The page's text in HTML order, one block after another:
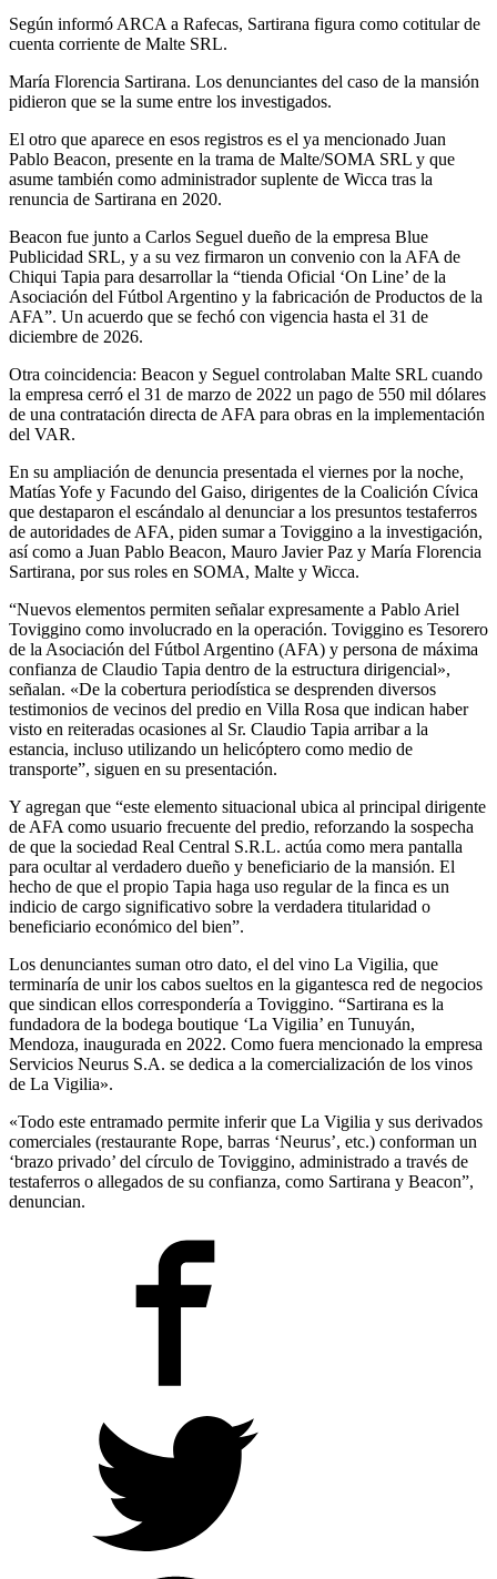
Según informó ARCA a Rafecas, Sartirana figura como cotitular de
cuenta corriente de Malte SRL.
María Florencia Sartirana. Los denunciantes del caso de la mansión
pidieron que se la sume entre los investigados.
El otro que aparece en esos registros es el ya mencionado Juan
Pablo Beacon, presente en la trama de Malte/SOMA SRL y que
asume también como administrador suplente de Wicca tras la
renuncia de Sartirana en 2020.
Beacon fue junto a Carlos Seguel dueño de la empresa Blue
Publicidad SRL, y a su vez firmaron un convenio con la AFA de
Chiqui Tapia para desarrollar la “tienda Oficial ‘On Line’ de la
Asociación del Fútbol Argentino y la fabricación de Productos de la
AFA”. Un acuerdo que se fechó con vigencia hasta el 31 de
diciembre de 2026.
Otra coincidencia: Beacon y Seguel controlaban Malte SRL cuando
la empresa cerró el 31 de marzo de 2022 un pago de 550 mil dólares
de una contratación directa de AFA para obras en la implementación
del VAR.
En su ampliación de denuncia presentada el viernes por la noche,
Matías Yofe y Facundo del Gaiso, dirigentes de la Coalición Cívica
que destaparon el escándalo al denunciar a los presuntos testaferros
de autoridades de AFA, piden sumar a Toviggino a la investigación,
así como a Juan Pablo Beacon, Mauro Javier Paz y María Florencia
Sartirana, por sus roles en SOMA, Malte y Wicca.
“Nuevos elementos permiten señalar expresamente a Pablo Ariel
Toviggino como involucrado en la operación. Toviggino es Tesorero
de la Asociación del Fútbol Argentino (AFA) y persona de máxima
confianza de Claudio Tapia dentro de la estructura dirigencial»,
señalan. «De la cobertura periodística se desprenden diversos
testimonios de vecinos del predio en Villa Rosa que indican haber
visto en reiteradas ocasiones al Sr. Claudio Tapia arribar a la
estancia, incluso utilizando un helicóptero como medio de
transporte”, siguen en su presentación.
Y agregan que “este elemento situacional ubica al principal dirigente
de AFA como usuario frecuente del predio, reforzando la sospecha
de que la sociedad Real Central S.R.L. actúa como mera pantalla
para ocultar al verdadero dueño y beneficiario de la mansión. El
hecho de que el propio Tapia haga uso regular de la finca es un
indicio de cargo significativo sobre la verdadera titularidad o
beneficiario económico del bien”.
Los denunciantes suman otro dato, el del vino La Vigilia, que
terminaría de unir los cabos sueltos en la gigantesca red de negocios
que sindican ellos correspondería a Toviggino. “Sartirana es la
fundadora de la bodega boutique ‘La Vigilia’ en Tunuyán,
Mendoza, inaugurada en 2022. Como fuera mencionado la empresa
Servicios Neurus S.A. se dedica a la comercialización de los vinos
de La Vigilia».
«Todo este entramado permite inferir que La Vigilia y sus derivados
comerciales (restaurante Rope, barras ‘Neurus’, etc.) conforman un
‘brazo privado’ del círculo de Toviggino, administrado a través de
testaferros o allegados de su confianza, como Sartirana y Beacon”,
denuncian.